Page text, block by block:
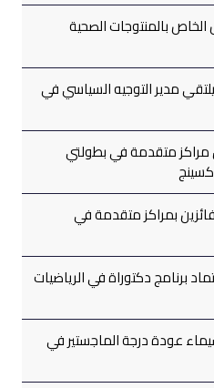
بالمنتوجات الصحية
مدير التوجيه السياسي في
متقدمة في بطولتي
بمراكز متقدمة في
برنامج دكتوراة في الرياضيات
عودة درجة الماجستير في